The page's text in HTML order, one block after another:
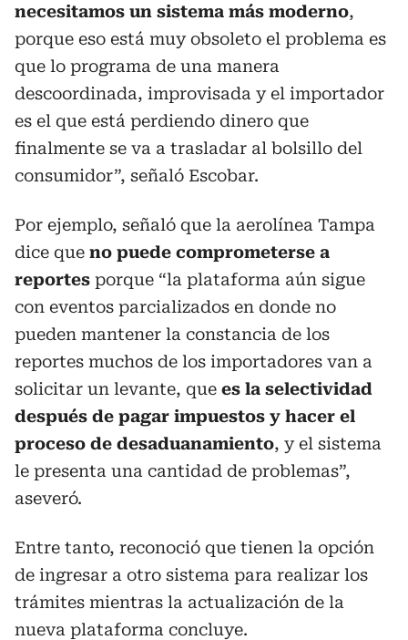
necesitamos un sistema más moderno,
porque eso está muy obsoleto el problema es
que lo programa de una manera
descoordinada, improvisada y el importador
es el que está perdiendo dinero que
finalmente se va a trasladar al bolsillo del
consumidor”, señaló Escobar.
Por ejemplo, señaló que la aerolínea Tampa
dice que no puede comprometerse a
reportes porque “la plataforma aún sigue
con eventos parcializados en donde no
pueden mantener la constancia de los
reportes muchos de los importadores van a
solicitar un levante, que es la selectividad
después de pagar impuestos y hacer el
proceso de desaduanamiento, y el sistema
le presenta una cantidad de problemas”,
aseveró.
Entre tanto, reconoció que tienen la opción
de ingresar a otro sistema para realizar los
trámites mientras la actualización de la
nueva plataforma concluye.